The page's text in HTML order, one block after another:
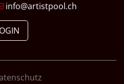
info@artistpool.ch